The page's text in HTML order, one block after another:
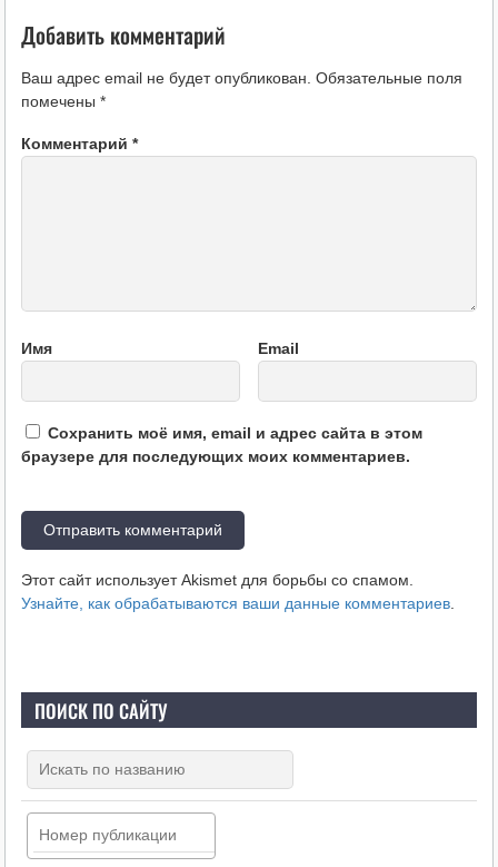
Добавить комментарий
Ваш адрес email не будет опубликован. Обязательные поля
помечены *
Комментарий *
Имя Email
Сохранить моё имя, email и адрес сайта в этом
браузере для последующих моих комментариев.
Этот сайт использует Akismet для борьбы со спамом.
Узнайте, как обрабатываются ваши данные комментариев.
ПОИСК ПО САЙТУ